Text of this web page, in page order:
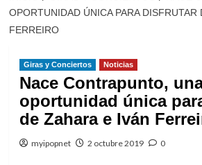
OPORTUNIDAD ÚNICA PARA DISFRUTAR
FERREIRO
Giras y Conciertos Noticias
Nace Contrapunto,
oportunidad única
de Zahara e Iván
myipopnet 2 octubre 2019 0